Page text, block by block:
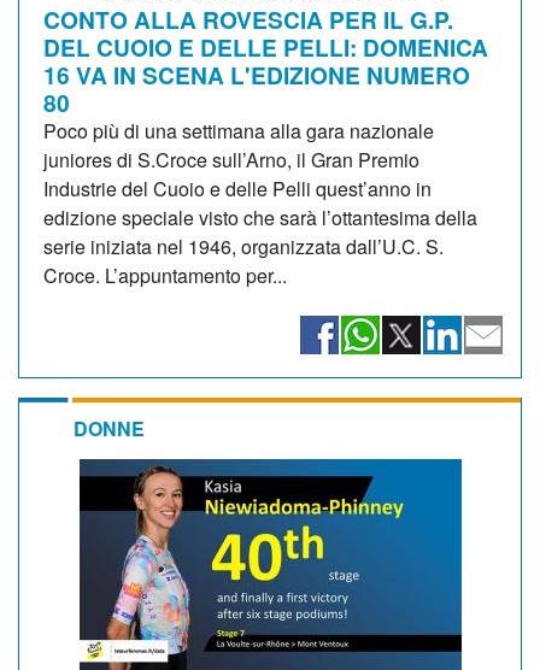
CONTO ALLA ROVESCIA PER IL G.P.
DEL CUOIO E DELLE PELLI: DOMENICA
16 VA IN SCENA L'EDIZIONE NUMERO
80
Poco più di una settimana alla gara nazionale
juniores di S.Croce sull’Arno, il Gran Premio
Industrie del Cuoio e delle Pelli quest’anno in
edizione speciale visto che sarà l’ottantesima della
serie iniziata nel 1946, organizzata dall’U.C. S.
Croce. L’appuntamento per...
DONNE